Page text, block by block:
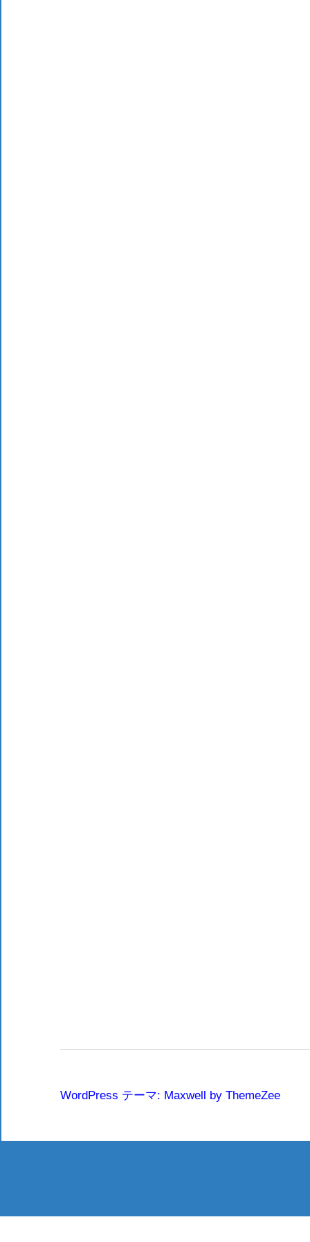
WordPress テーマ: Maxwell by ThemeZee